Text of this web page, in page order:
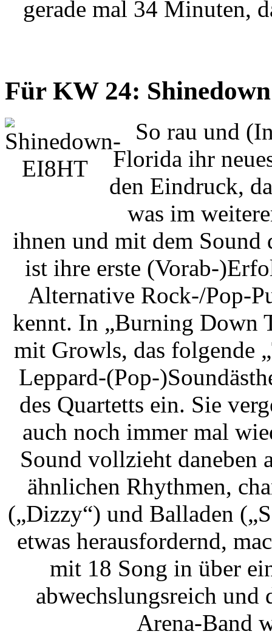
gerade mal 34 Minuten,
Für KW 24:
So rau und
Florida ihr
den Eindruck,
was im
ihnen und mit dem Sound
ist ihre erste (Vorab-
Alternative Rock-/Pop-
kennt. In „Burning Down
mit Growls, das folgende
Leppard-(Pop-
des Quartetts ein. Sie
auch noch immer mal
Sound vollzieht daneben
ähnlichen Rhythmen,
(„Dizzy“) und Balladen
etwas herausfordernd,
mit 18 Song in über
abwechslungsreich und
Arena-Band